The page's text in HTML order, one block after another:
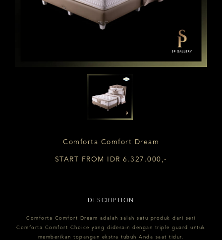
Comforta Comfort Dream
START FROM IDR 6.327.000,-
DESCRIPTION
Comforta Comfort Dream adalah salah satu produk dari seri
Comforta Comfort Choice yang didesain dengan triple guard untuk
memberikan topangan ekstra tubuh Anda saat tidur.